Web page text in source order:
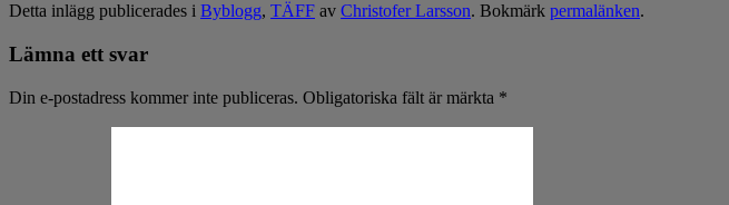
Detta inlägg publicerades i Byblogg, TÄFF av Christofer Larsson. Bokmärk permalänken.
Lämna ett svar
Din e-postadress kommer inte publiceras. Obligatoriska fält är märkta *